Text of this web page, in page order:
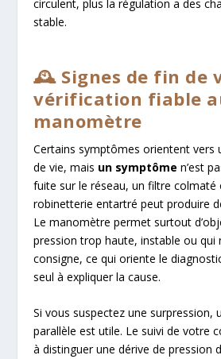
circulent, plus la régulation a des
stable.
🕰️ Signes de fin de
vérification fiable
manomètre
Certains symptômes orientent vers
de vie, mais un symptôme n’est
fuite sur le réseau, un filtre colmaté
robinetterie entartré peut produire
Le manomètre permet surtout
pression trop haute, instable ou qui
consigne, ce qui oriente le
seul à expliquer la cause.
Si vous suspectez une surpression,
parallèle est utile. Le suivi de votre
à distinguer une dérive de pression